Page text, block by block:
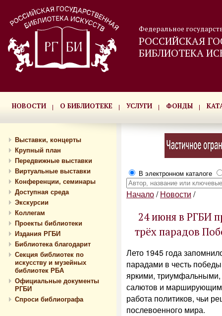
Федеральное
РОССИЙСКАЯ
БИБЛИОТЕКА
НОВОСТИ О БИБЛИОТЕКЕ УСЛУГИ ФОНДЫ
Выставки, концерты
Крупный план
Передвижные выставки
Виртуальные выставки
Конференции, семинары
Доступная среда
Экскурсии
Коллегам
Проекты библиотеки
Издания РГБИ
Библиотека благодарит
Секция библиотек по
искусству и музейных
библиотек РБА
Официальные документы
РГБИ
Спроси библиографа
В электронном каталоге
Начало/ Новости /
24 июня в РГБИ
трёх парадов
Лето 1945 года
парадами в честь
яркими,
салютов и
работа политиков, чьи
послевоенного мира.